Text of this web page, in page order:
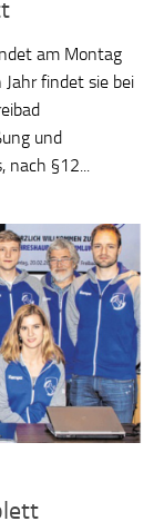
am Montag
findet sie bei
und
nach §12...